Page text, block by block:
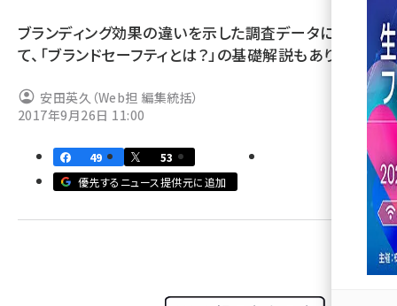
youtube (2444)
セミナー (2315)
meo (1281)
ブランディング効果の違いを示した調査データに加え
て、「ブランドセーフティとは？」の基礎解説もあります。
安田英久（Web担 編集統括）
2017年9月26日 11:00
49
53
優先するニュース提供元に追加